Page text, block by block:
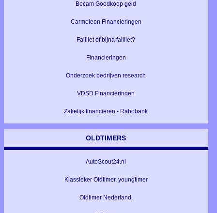
Becam Goedkoop geld
Carmeleon Financieringen
Failliet of bijna failliet?
Financieringen
Onderzoek bedrijven research
VDSD Financieringen
Zakelijk financieren - Rabobank
OLDTIMERS
AutoScout24.nl
Klassieker Oldtimer, youngtimer
Oldtimer Nederland,